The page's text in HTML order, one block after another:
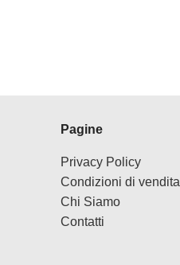
Pagine
Privacy Policy
Condizioni di vendita
Chi Siamo
Contatti